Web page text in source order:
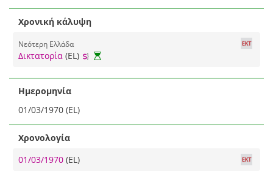
Χρονική κάλυψη
Νεότερη Ελλάδα
Δικτατορία (EL)
Ημερομηνία
01/03/1970 (EL)
Χρονολογία
01/03/1970 (EL)